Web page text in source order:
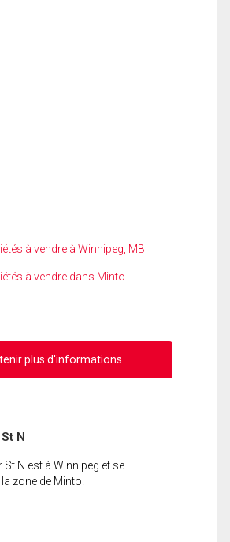
à vendre à Winnipeg, MB
à vendre dans Minto
plus d'informations
N
St N est à Winnipeg et se
zone de Minto.